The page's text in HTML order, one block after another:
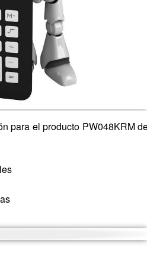
para el producto PW048KRM